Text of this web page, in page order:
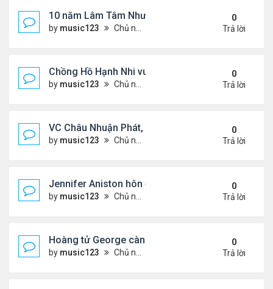
10 năm Lâm Tâm Như - Hoắc Kiến Hoa
by music123 Chủ nhật Tháng 8 02, 2026 6:11 pm
0
Trả lời
Chồng Hồ Hạnh Nhi vui vẻ ôm người cũ của vợ
by music123 Chủ nhật Tháng 8 02, 2026 6:05 pm
0
Trả lời
VC Châu Nhuận Phát, Lưu Gia Linh viếng vợ cũ ..
by music123 Chủ nhật Tháng 8 02, 2026 6:00 pm
0
Trả lời
Jennifer Aniston hôn đắm đuối bạn trai trên du
by music123 Chủ nhật Tháng 8 02, 2026 5:54 pm
0
Trả lời
Hoàng tử George càng lớn càng điển trai
by music123 Chủ nhật Tháng 8 02, 2026 5:47 pm
0
Trả lời